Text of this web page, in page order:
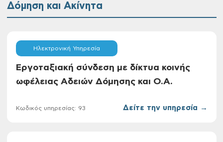
Δόμηση και Ακίνητα
Ηλεκτρονική Υπηρεσία
Eργοταξιακή σύνδεση με δίκτυα κοινής
ωφέλειας Αδειών Δόμησης και Ο.Α.
Κωδικός υπηρεσίας: 93 Δείτε την υπηρεσία →